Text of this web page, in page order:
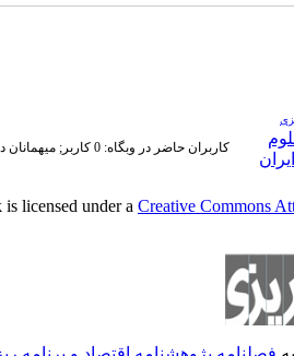
کاربران حاضر در وبگاه: 0 کاربر; میهمانان در
licensed under a Creative Commons